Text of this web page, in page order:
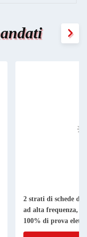
2 strati di schede di
ad alta frequenza,
100% di prova
spedizione